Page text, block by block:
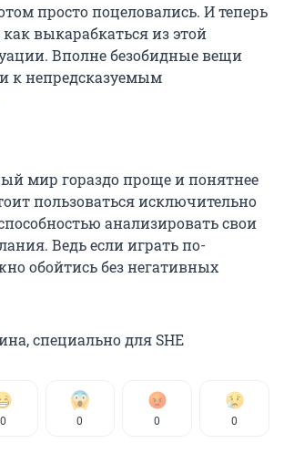
просто поцеловались. И теперь
выкарабкаться из этой
Вполне безобидные вещи
к непредсказуемым
мир гораздо проще и понятнее
пользоваться исключительно
анализировать свои
Ведь если играть по-
обойтись без негативных
специально для SHE
0 0 0 0